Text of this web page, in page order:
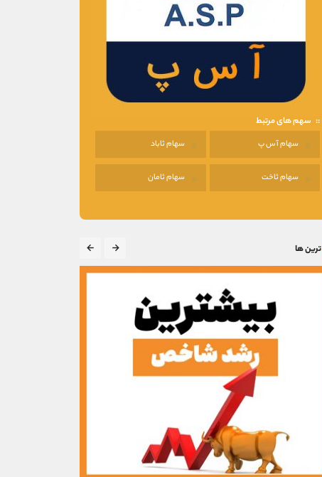
سهم های مرتبط
سهام آ س پ سهام ثاباد
سهام ثاخت سهام ثامان
ترین ها